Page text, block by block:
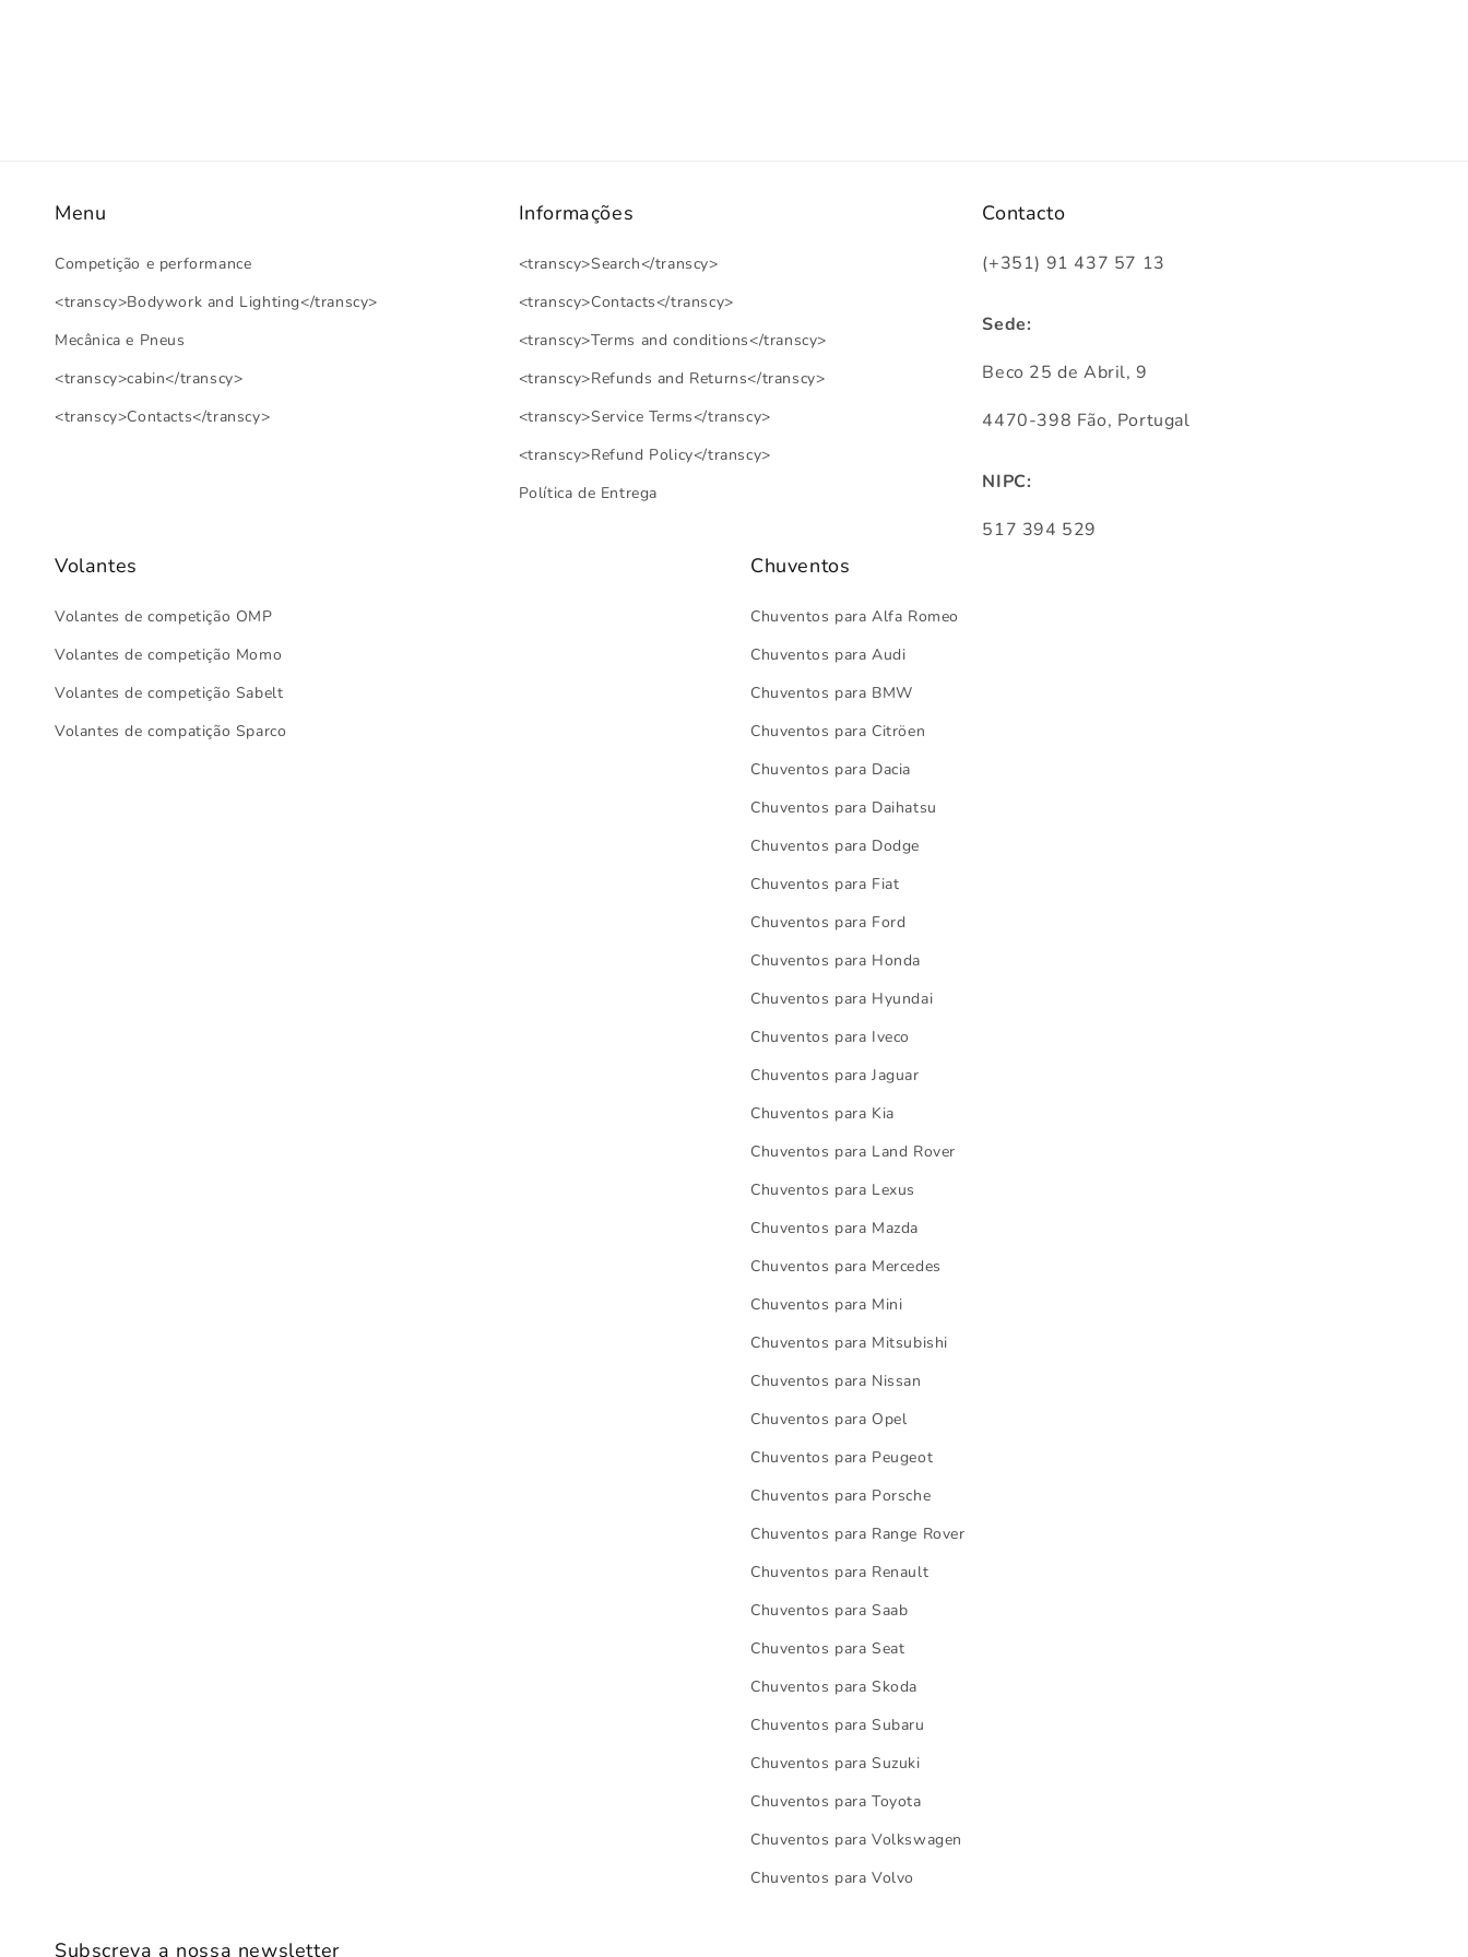
Menu
Competição e performance
<transcy>Bodywork and Lighting</transcy>
Mecânica e Pneus
<transcy>cabin</transcy>
<transcy>Contacts</transcy>
Informações
<transcy>Search</transcy>
<transcy>Contacts</transcy>
<transcy>Terms and conditions</transcy>
<transcy>Refunds and Returns</transcy>
<transcy>Service Terms</transcy>
<transcy>Refund Policy</transcy>
Política de Entrega
Contacto
(+351) 91 437 57 13
Sede:
Beco 25 de Abril, 9
4470-398 Fão, Portugal
NIPC:
517 394 529
Volantes
Volantes de competição OMP
Volantes de competição Momo
Volantes de competição Sabelt
Volantes de compatição Sparco
Chuventos
Chuventos para Alfa Romeo
Chuventos para Audi
Chuventos para BMW
Chuventos para Citröen
Chuventos para Dacia
Chuventos para Daihatsu
Chuventos para Dodge
Chuventos para Fiat
Chuventos para Ford
Chuventos para Honda
Chuventos para Hyundai
Chuventos para Iveco
Chuventos para Jaguar
Chuventos para Kia
Chuventos para Land Rover
Chuventos para Lexus
Chuventos para Mazda
Chuventos para Mercedes
Chuventos para Mini
Chuventos para Mitsubishi
Chuventos para Nissan
Chuventos para Opel
Chuventos para Peugeot
Chuventos para Porsche
Chuventos para Range Rover
Chuventos para Renault
Chuventos para Saab
Chuventos para Seat
Chuventos para Skoda
Chuventos para Subaru
Chuventos para Suzuki
Chuventos para Toyota
Chuventos para Volkswagen
Chuventos para Volvo
Subscreva a nossa newsletter